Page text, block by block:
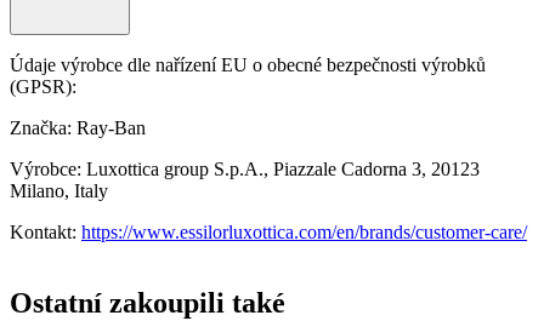
Údaje výrobce dle nařízení EU o obecné bezpečnosti výrobků
(GPSR):
Značka: Ray-Ban
Výrobce: Luxottica group S.p.A., Piazzale Cadorna 3, 20123
Milano, Italy
Kontakt: https://www.essilorluxottica.com/en/brands/customer-care/
Ostatní zakoupili také